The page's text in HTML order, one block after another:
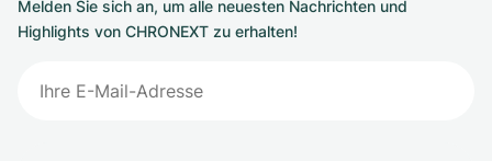
Melden Sie sich an, um alle neuesten Nachrichten und
Highlights von CHRONEXT zu erhalten!